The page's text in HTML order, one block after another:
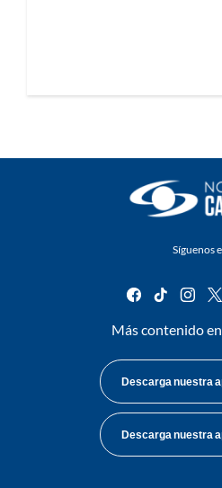
Síguenos
facebook
tiktok
Más contenido en
Descarga nuestra
Descarga nuestra